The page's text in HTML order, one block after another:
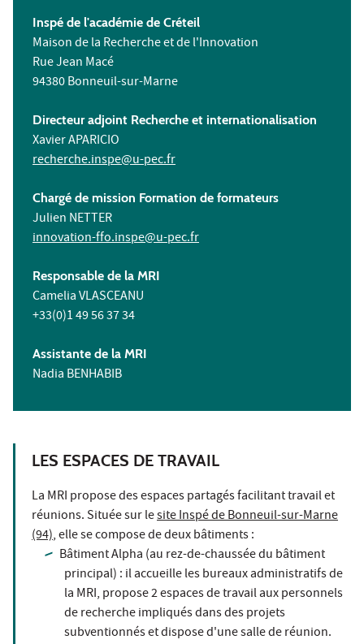
Inspé de l'académie de Créteil
Maison de la Recherche et de l'Innovation
Rue Jean Macé
94380 Bonneuil-sur-Marne
Directeur adjoint Recherche et internationalisation
Xavier APARICIO
recherche.inspe@u-pec.fr
Chargé de mission Formation de formateurs
Julien NETTER
innovation-ffo.inspe@u-pec.fr
Responsable de la MRI
Camelia VLASCEANU
+33(0)1 49 56 37 34
Assistante de la MRI
Nadia BENHABIB
LES ESPACES DE TRAVAIL
La MRI propose des espaces partagés facilitant travail et
réunions. Située sur lesite Inspé de Bonneuil-sur-Marne
(94), elle se compose de deux bâtiments :
Bâtiment Alpha (au rez-de-chaussée du bâtiment
principal) : il accueille les bureaux administratifs de
la MRI, propose 2 espaces de travail aux personnels
de recherche impliqués dans des projets
subventionnés et dispose d'une salle de réunion.